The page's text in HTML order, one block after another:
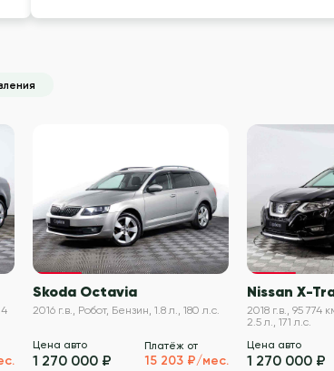
VIN проверен
Skoda Octavia
2016 г.в., Робот, Бензин, 1.8 л., 180 л.с.
Цена авто
1 270 000 ₽
Платёж от
15 203 ₽/мес.
Nissan X-
2018 г.в., 95 774
2.5 л., 171 л.с.
Цена авто
1 270 000 ₽